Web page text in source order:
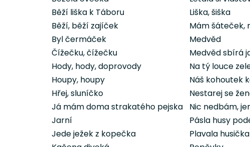
Běží liška k Táboru
Liška, šiška
Běží, běží zajíček
Mám šáteček,
Byl čermáček
Medvěd
Čížečku, čížečku
Medvěd sbírá
Hody, hody, doprovody
Na tý louce
Houpy, houpy
Náš kohoutek
Hřej, sluníčko
Nestarej se
Já mám doma strakatého pejska
Nic nedbám,
Jarní
Pásla husy
Jede ježek z kopečka
Plavala